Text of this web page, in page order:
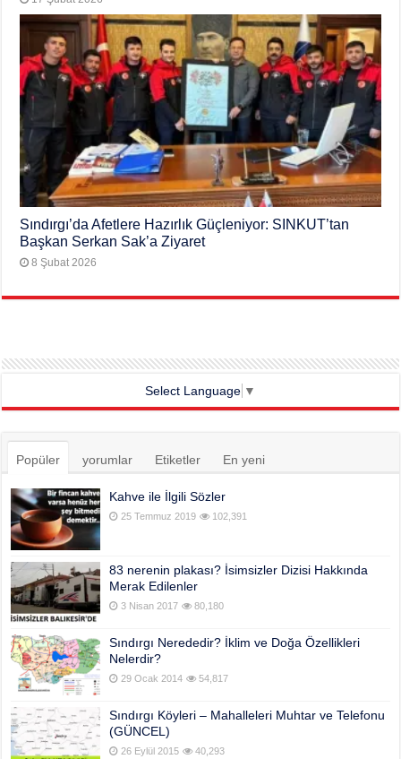
Sındırgı’da Afetlere Hazırlık Güçleniyor: SINKUT’tan
Başkan Serkan Sak’a Ziyaret
8 Şubat 2026
Select Language ▼
Popüler yorumlar Etiketler En yeni
Kahve ile İlgili Sözler
25 Temmuz 2019 102,391
83 nerenin plakası? İsimsizler Dizisi Hakkında
Merak Edilenler
3 Nisan 2017 80,180
Sındırgı Nerededir? İklim ve Doğa Özellikleri
Nelerdir?
29 Ocak 2014 54,817
Sındırgı Köyleri – Mahalleleri Muhtar ve Telefonu
(GÜNCEL)
26 Eylül 2015 40,293